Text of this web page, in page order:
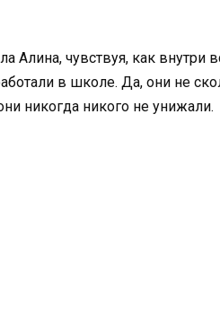
Алина, чувствуя, как внутри
в школе. Да, они не
никогда никого не унижали.